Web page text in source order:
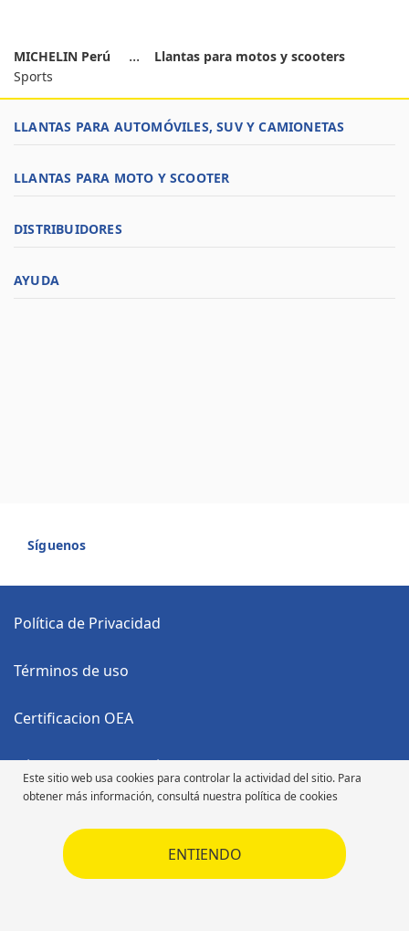
Este sitio web usa cookies para controlar la actividad del sitio. Para
obtener más información, consultá nuestra política de cookies
ENTIENDO
MICHELIN Perú
Llantas para motos y scooters
Sports
LLANTAS PARA AUTOMÓVILES, SUV Y CAMIONETAS
LLANTAS PARA MOTO Y SCOOTER
DISTRIBUIDORES
AYUDA
Síguenos
Política de Privacidad
Términos de uso
Certificacion OEA
Código Anticorrupción
Código de Ética